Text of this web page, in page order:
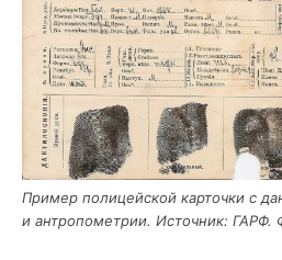
При­мер поли­цей­ской кар­точ­ки с
и антро­по­мет­рии. Источ­ник: ГАРФ.